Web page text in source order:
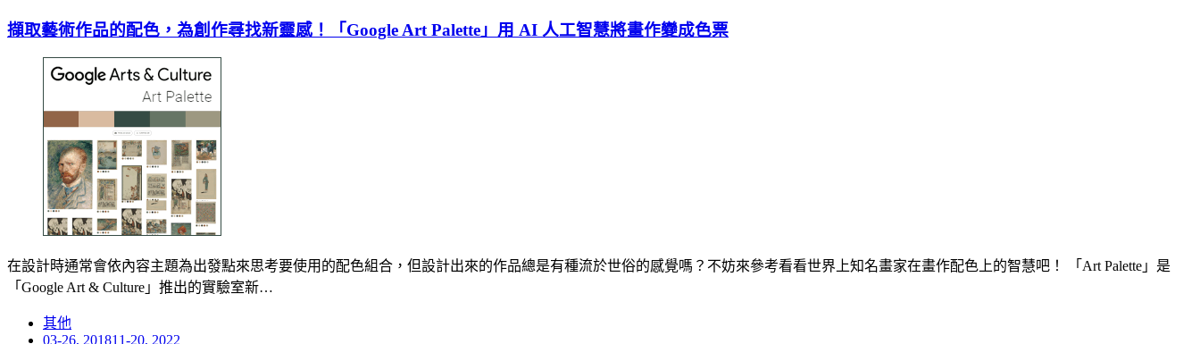
擷取藝術作品的配色，為創作尋找新靈感！「Google Art Palette」用 AI 人工智慧將畫作變成色票
在設計時通常會依內容主題為出發點來思考要使用的配色組合，但設計出來的作品總是有種流於世俗的感覺嗎？不妨來參考看看世界上知名畫家在畫作配色上的智慧吧！ 「Art Palette」是
「Google Art & Culture」推出的實驗室新…
其他
Posted
03-26, 201811-20, 2022